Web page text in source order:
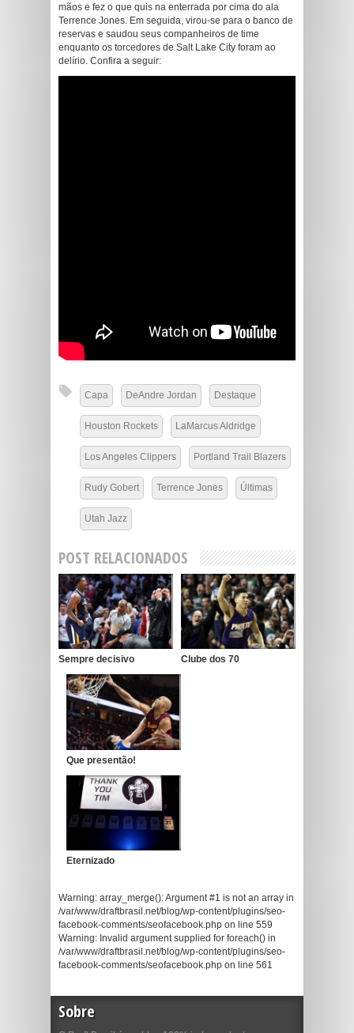
mãos e fez o que quis na enterrada por cima do ala
Terrence Jones. Em seguida, virou-se para o banco de
reservas e saudou seus companheiros de time
enquanto os torcedores de Salt Lake City foram ao
delírio. Confira a seguir:
Capa DeAndre Jordan Destaque
Houston Rockets LaMarcus Aldridge
Los Angeles Clippers Portland Trail Blazers
Rudy Gobert Terrence Jones Últimas
Utah Jazz
POST RELACIONADOS
Sempre decisivo Clube dos 70
Que presentão!
Eternizado
Warning: array_merge(): Argument #1 is not an array in
/var/www/draftbrasil.net/blog/wp-content/plugins/seo-
facebook-comments/seofacebook.php on line 559
Warning: Invalid argument supplied for foreach() in
/var/www/draftbrasil.net/blog/wp-content/plugins/seo-
facebook-comments/seofacebook.php on line 561
Sobre